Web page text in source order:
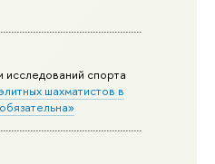
спорта
шахматистов в